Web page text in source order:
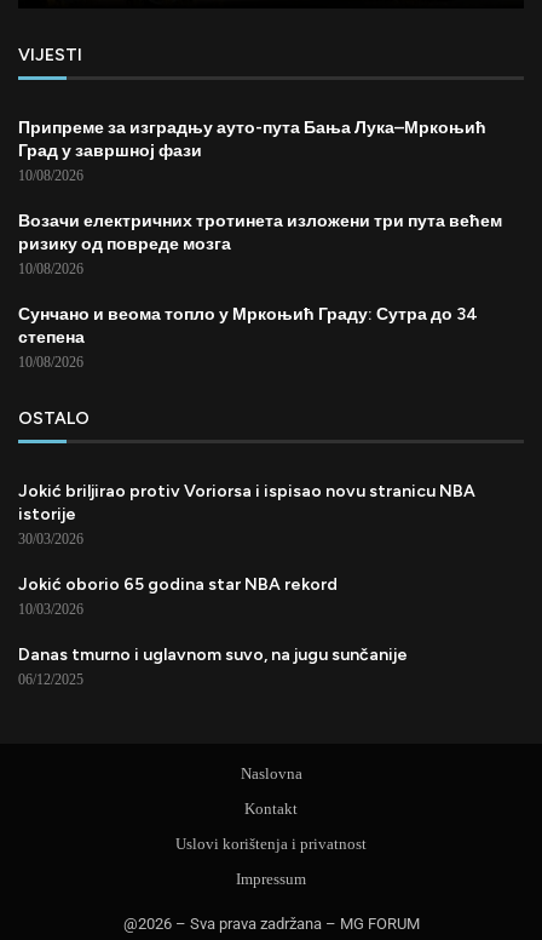
VIJESTI
Припреме за изградњу ауто-пута Бања Лука–Мркоњић
Град у завршној фази
10/08/2026
Возачи електричних тротинета изложени три пута већем
ризику од повреде мозга
10/08/2026
Сунчано и веома топло у Мркоњић Граду: Сутра до 34
степена
10/08/2026
OSTALO
Jokić briljirao protiv Voriorsa i ispisao novu stranicu NBA
istorije
30/03/2026
Jokić oborio 65 godina star NBA rekord
10/03/2026
Danas tmurno i uglavnom suvo, na jugu sunčanije
06/12/2025
@2026 – Sva prava zadržana – MG FORUM
Naslovna
Kontakt
Uslovi korištenja i privatnost
Impressum